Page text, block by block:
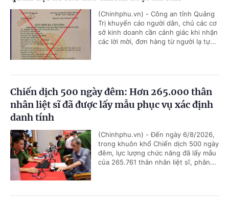
(Chinhphu.vn) - Công an tỉnh Quảng
Trị khuyến cáo người dân, chủ các cơ
sở kinh doanh cần cảnh giác khi nhận
các lời mời, đơn hàng từ người lạ tự...
Chiến dịch 500 ngày đêm: Hơn 265.000 thân
nhân liệt sĩ đã được lấy mẫu phục vụ xác định
danh tính
(Chinhphu.vn) - Đến ngày 6/8/2026,
trong khuôn khổ Chiến dịch 500 ngày
đêm, lực lượng chức năng đã lấy mẫu
của 265.761 thân nhân liệt sĩ, phân...